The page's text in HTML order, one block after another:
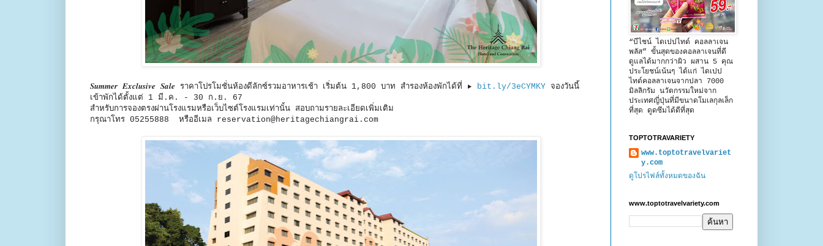
𝑺𝒖𝒎𝒎𝒆𝒓 𝑬𝒙𝒄𝒍𝒖𝒔𝒊𝒗𝒆 𝑺𝒂𝒍𝒆 ราคาโปรโมชั่นห้องดีลักซ์รวมอาหารเช้า เริ่มต้น 1,800 บาท สำรองห้องพักได้ที่ ▶️ bit.ly/3eCYMKY จองวันนี้
เข้าพักได้ตั้งแต่ 1 มี.ค. - 30 ก.ย. 67
สำหรับการจองตรงผ่านโรงแรมหรือเว็บไซต์โรงแรมเท่านั้น สอบถามรายละเอียดเพิ่มเติม
กรุณาโทร 05255888 หรืออีเมล reservation@heritagechiangrai.com
“บีไชน์ ไดเปปไทด์ คอลลาเจน
พลัส” ขั้นสุดของคอลลาเจนที่ดี
ดูแลได้มากกว่าผิว ผสาน 5 คุณ
ประโยชน์เน้นๆ ได้แก่ ไดเปป
ไทด์คอลลาเจนจากปลา 7000
มิลลิกรัม นวัตกรรมใหม่จาก
ประเทศญี่ปุ่นที่มีขนาดโมเลกุลเล็ก
ที่สุด ดูดซึมได้ดีที่สุด
TOPTOTRAVARIETY
www.toptotravelvariet
y.com
ดูโปรไฟล์ทั้งหมดของฉัน
www.toptotravelvariety.com